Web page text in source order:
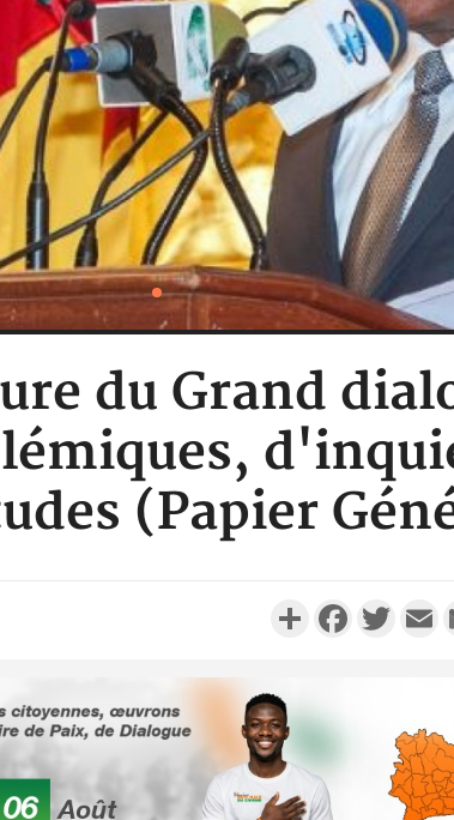
du Grand
(Papier
PartagerFacebookTwitter
Côte d'Ivoire :
Alassane
la